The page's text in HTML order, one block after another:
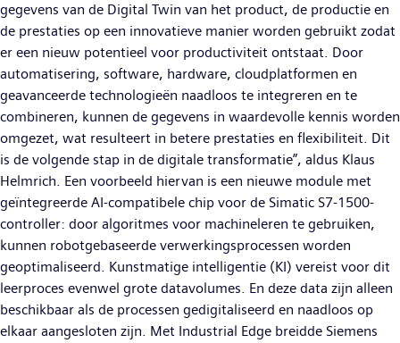
gegevens van de Digital Twin van het product, de productie en
de prestaties op een innovatieve manier worden gebruikt zodat
er een nieuw potentieel voor productiviteit ontstaat. Door
automatisering, software, hardware, cloudplatformen en
geavanceerde technologieën naadloos te integreren en te
combineren, kunnen de gegevens in waardevolle kennis worden
omgezet, wat resulteert in betere prestaties en flexibiliteit. Dit
is de volgende stap in de digitale transformatie”, aldus Klaus
Helmrich. Een voorbeeld hiervan is een nieuwe module met
geïntegreerde AI-compatibele chip voor de Simatic S7-1500-
controller: door algoritmes voor machineleren te gebruiken,
kunnen robotgebaseerde verwerkingsprocessen worden
geoptimaliseerd. Kunstmatige intelligentie (KI) vereist voor dit
leerproces evenwel grote datavolumes. En deze data zijn alleen
beschikbaar als de processen gedigitaliseerd en naadloos op
elkaar aangesloten zijn. Met Industrial Edge breidde Siemens